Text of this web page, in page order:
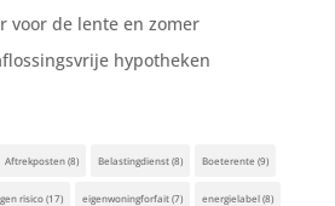
voor de lente en zomer
hypotheken
Aftrekposten(8) Belastingdienst(8) Boeterente (9)
risico(17) eigenwoningforfait(7) energielabel(8)